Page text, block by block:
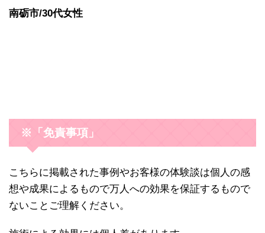
南砺市/30代女性
※「免責事項」
こちらに掲載された事例やお客様の体験談は個人の感
想や成果によるもので万人への効果を保証するもので
ないことご理解ください。